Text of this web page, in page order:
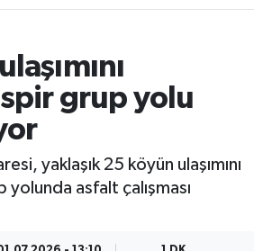
grup yolu
yaklaşık 25 köyün ulaşımını
asfalt çalışması
Haritası
Durumu ve Fikstür